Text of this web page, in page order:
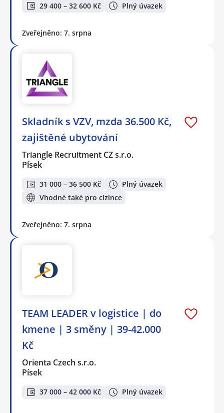
29 400 – 32 600 Kč Plný úvazek
Zveřejněno: 7. srpna
Skladník s VZV, mzda 36.500 Kč,
zajištěné ubytování
Triangle Recruitment CZ s.r.o.
Písek
31 000 – 36 500 Kč
Plný úvazek
Vhodné také pro cizince
Zveřejněno: 7. srpna
TEAM LEADER v logistice | do
kmene | 3 směny | 39-42.000
Kč
Orienta Czech s.r.o.
Písek
37 000 – 42 000 Kč Plný úvazek